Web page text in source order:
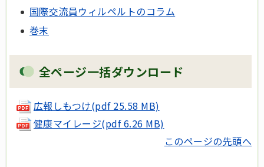
国際交流員ウィルペルトのコラム
巻末
全ページ一括ダウンロード
広報しもつけ(pdf 25.58 MB)
健康マイレージ(pdf 6.26 MB)
このページの先頭へ